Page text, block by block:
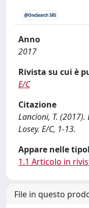
Anno
2017
Rivista su cui è
E/C
Citazione
Lancioni, T.
Losey. E/C, 1-13.
Appare nelle
1.1 Articolo in
File in questo